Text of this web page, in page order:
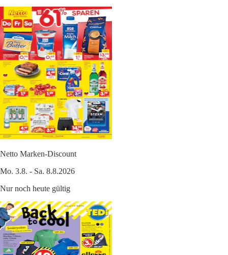
Netto Marken-Discount
Mo. 3.8. - Sa. 8.8.2026
Nur noch heute gültig